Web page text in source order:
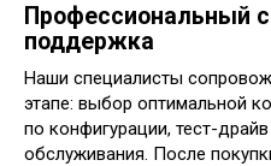
Профессиональный
поддержка
Наши специалисты
этапе: выбор оптимальной
по конфигурации, тест-
обслуживания. После